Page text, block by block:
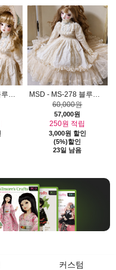
MSD - MS-277 블루밍 레이스 드레스 세트 AJM0806
MSD - MS-278 블루밍 레이스 원피스 AJM0806
60,000원
57,000원
250원 적립
3,000원 할인
(5%)할인
23일 남음
커스텀